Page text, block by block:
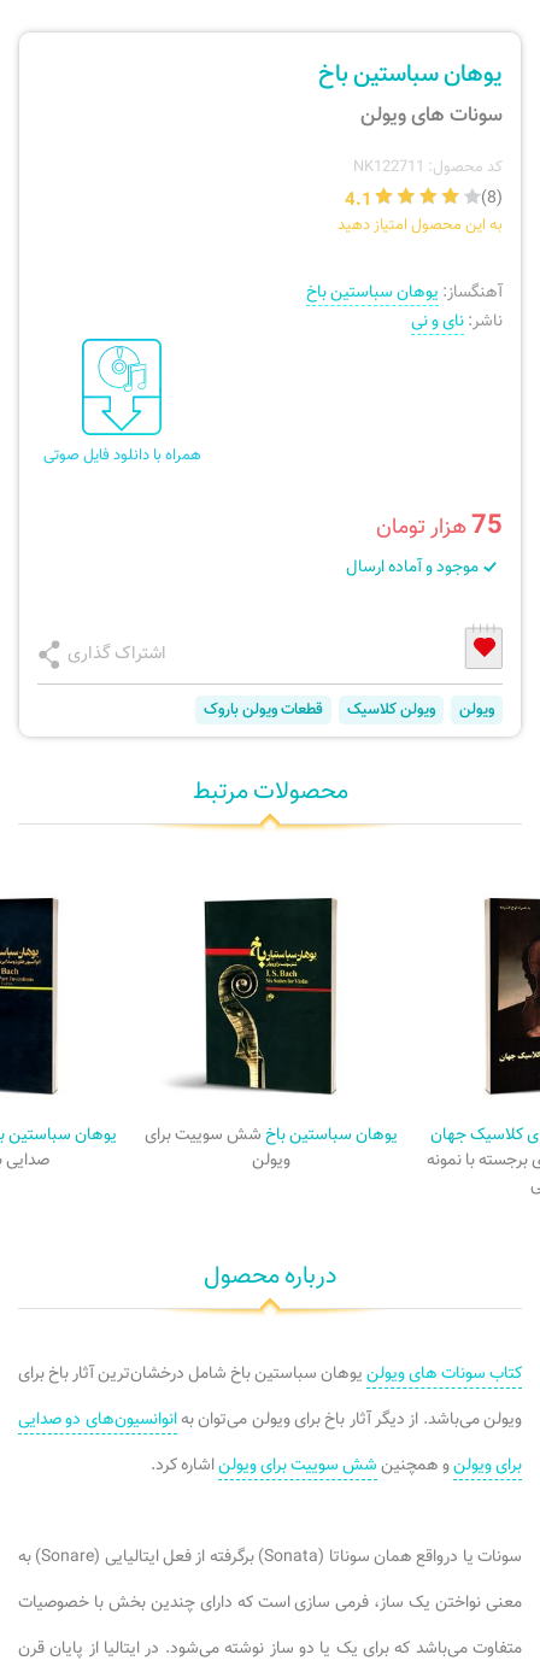
نی، فلوت، سازهای بادی
ارسال سفارش
یوهان سباستین باخ
سونات های ویولن
کد محصول: NK122711
(8)
4.1
به این محصول امتیاز دهید
آهنگساز: یوهان سباستین باخ
ناشر:نای و نی
همراه با دانلود فایل صوتی
75هزار تومان
موجود و آماده ارسال
اشتراک گذاری
ویولن ویولن کلاسیک قطعات ویولن باروک
محصولات مرتبط
کلاسیک جهان
با نمونه
یوهان سباستین باخشش سوییت برای
ویولن
یوهان سباستین
صدایی
درباره محصول
کتاب سونات های ویولنیوهان سباستین باخ شامل درخشان‌ترین آثار باخ برای
ویولن می‌باشد. از دیگر آثار باخ برای ویولن می‌توان بهانوانسیون‌های دو صدایی
برای ویولنو همچنینشش سوییت برای ویولناشاره کرد.
سونات یا درواقع همان سوناتا (Sonata) برگرفته از فعل ایتالیایی (Sonare) به
معنی نواختن یک ساز، فرمی سازی است که دارای چندین بخش با خصوصیات
متفاوت می‌باشد که برای یک یا دو ساز نوشته می‌شود. در ایتالیا از پایان قرن